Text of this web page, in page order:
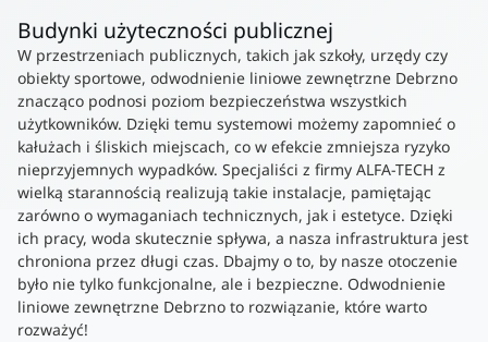
Budynki użyteczności publicznej
W przestrzeniach publicznych, takich jak szkoły, urzędy czy
obiekty sportowe, odwodnienie liniowe zewnętrzne Debrzno
znacząco podnosi poziom bezpieczeństwa wszystkich
użytkowników. Dzięki temu systemowi możemy zapomnieć o
kałużach i śliskich miejscach, co w efekcie zmniejsza ryzyko
nieprzyjemnych wypadków. Specjaliści z firmy ALFA-TECH z
wielką starannością realizują takie instalacje, pamiętając
zarówno o wymaganiach technicznych, jak i estetyce. Dzięki
ich pracy, woda skutecznie spływa, a nasza infrastruktura jest
chroniona przez długi czas. Dbajmy o to, by nasze otoczenie
było nie tylko funkcjonalne, ale i bezpieczne. Odwodnienie
liniowe zewnętrzne Debrzno to rozwiązanie, które warto
rozważyć!